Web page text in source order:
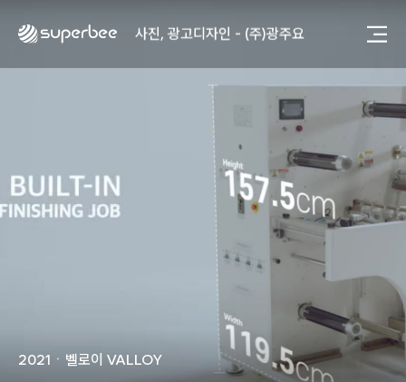
사진, 광고디자인 - (주)광주요
웹사이트 - (주)세스코
제품디자인 - 삼성전자㈜
동영상, CI - 카피어랜드㈜
동영상, 홈페이지 - (주)분독
동영상, 카탈로그 - 피자마루
웹사이트 - 백조씽크
사진, 광고디자인 - 중외제약
패키지, 디자인 - 고려은단
동영상 - (주)듀오백
동영상 - ㈜고피자
동영상 - 모모스커피㈜
동영상 - 삼양홀딩스
사진, 광고디자인 - (주)화요
사진, 광고디자인 - (주)광주요
웹사이트 - (주)세스코
2021 ㆍ 벨로이 VALLOY